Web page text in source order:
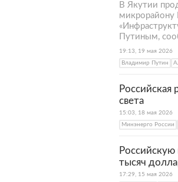
В Якутии
микрорайону
Путиным,
19:13, 19 мая 2026
Владимир Путин
Российская
света
15:03, 18 мая 2026
Минэнерго России
тысяч
17:29, 15 мая 2026